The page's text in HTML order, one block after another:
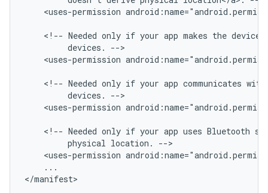
<uses-permission
<!-- Needed only if your app makes the device
devices.
<uses-permission
<!-- Needed only if your app communicates with
devices.
<uses-permission
<!-- Needed only if your app uses Bluetooth
physical location.
<uses-permission
...